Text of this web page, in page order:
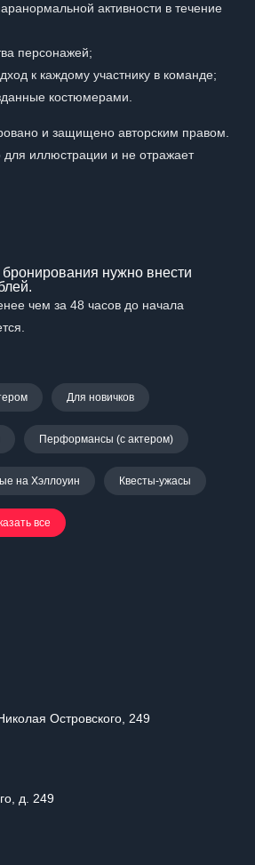
активности в течение
персонажей;
к каждому участнику в команде;
костюмерами.
и защищено авторским правом.
иллюстрации и не отражает
нужно внести
чем за 48 часов до начала
Для новичков
Перформансы (с актером)
на Хэллоуин Квесты-ужасы
все
Островского, 249
д. 249